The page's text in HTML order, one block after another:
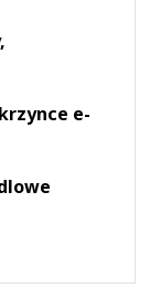
e-